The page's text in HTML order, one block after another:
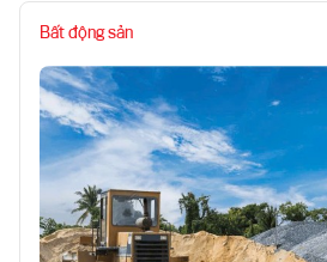
Bất động sản